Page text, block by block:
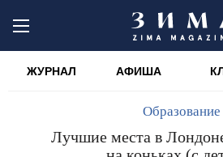
ЖУРНАЛ АФИША
Образование
Лучшие места в